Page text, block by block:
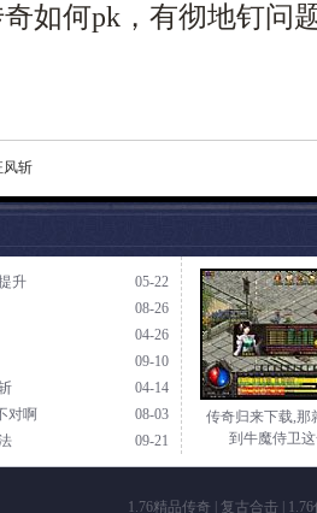
如何pk，有彻地钉问
风斩
05-22
升
08-26
04-26
09-10
04-14
08-03
对啊
09-21
传奇归来下载,那
到牛魔侍卫
1.76精品传奇 复古合击|